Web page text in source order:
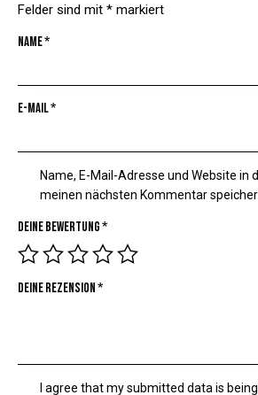
Felder sind mit * markiert
Name*
E-Mail*
Name, E-Mail-Adresse und Website in
meinen nächsten Kommentar
Deine Bewertung*
Deine Rezension*
I agree that my submitted data is